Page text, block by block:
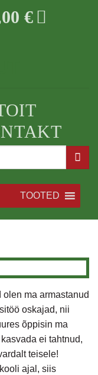
€
ma armastanud
oskajad, nii
õppisin ma
ei tahtnud,
teisele!
ajal, siis
TOOTED